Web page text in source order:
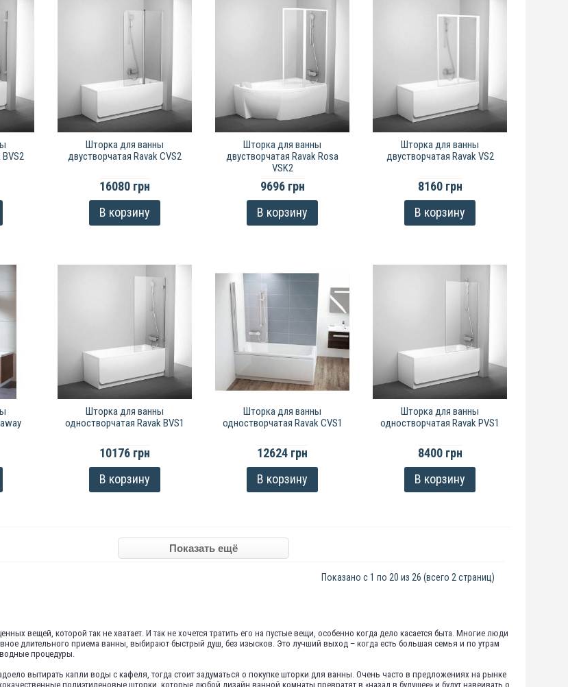
Шторка для ванны
двустворчатая Ravak CVS2
16080 грн
В корзину
Шторка для ванны
двустворчатая Ravak Rosa
VSK2
9696 грн
В корзину
Шторка для ванны
двустворчатая Ravak VS2
8160 грн
В корзину
Шторка для ванны
одностворчатая Ravak BVS1
10176 грн
В корзину
Шторка для ванны
одностворчатая Ravak CVS1
12624 грн
В корзину
Шторка для ванны
одностворчатая Ravak PVS1
8400 грн
В корзину
Показано с 1 по 20 из 26 (всего 2 страниц)
вещей, которой так не хватает. И так не хочется тратить его на пустые вещи, особенно когда дело касается быта. Многие люди
длительного приема ванны, выбирают быстрый душ, без изысков. Это лучший выход – когда есть большая семья и по утрам
процедуры.
вытирать капли воды с кафеля, тогда стоит задуматься о покупке шторки для ванны. Очень часто в предложениях на рынке
полиэтиленовые шторки, которые любой дизайн ванной комнаты превратят в «назад в будущее» и будут навеивать о